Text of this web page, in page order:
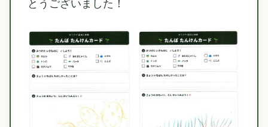
とうございました！